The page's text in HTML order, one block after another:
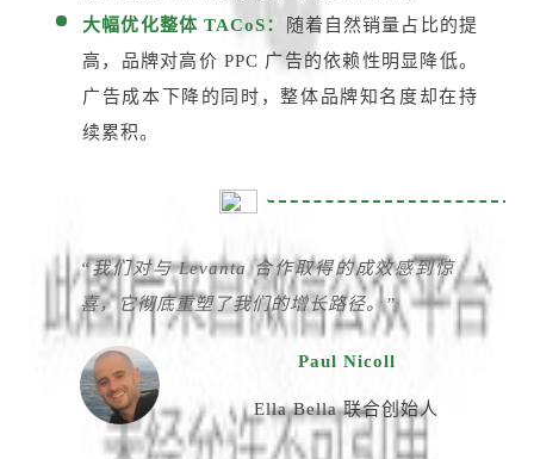
大幅优化整体 TACoS：
随着自然销量占比的提
高，品牌对高价 PPC 广告的依赖性明显降低。
广告成本下降的同时，整体品牌知名度却在持
续累积。
“我们对与 Levanta 合作取得的成效感到惊
喜，它彻底重塑了我们的增长路径。”
Paul Nicoll
Ella Bella 联合创始人